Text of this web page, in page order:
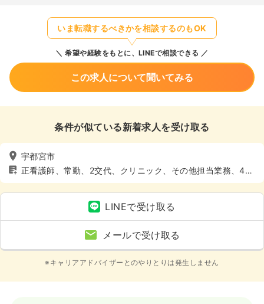
いま転職するべきかを相談するのもOK
希望や経験をもとに、LINEで相談できる
この求人について聞いてみる
条件が似ている新着求人を受け取る
宇都宮市
正看護師、常勤、2交代、クリニック、その他担当業務、4週
8休以上
LINEで受け取る
メールで受け取る
※キャリアアドバイザーとのやりとりは発生しません